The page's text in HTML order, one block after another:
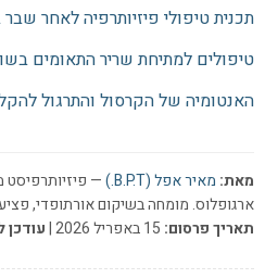
תכנית טיפולי פיזיותרפיה לאחר
טיפולים למתיחת שריר התאומים
האנטומיה של הקרסול והתרגול
מאת: מאיר אפל (B.P.T.)
—
ארגופלוס. מומחה בשיקום אורתופדי,
תאריך פרסום:
עודכן